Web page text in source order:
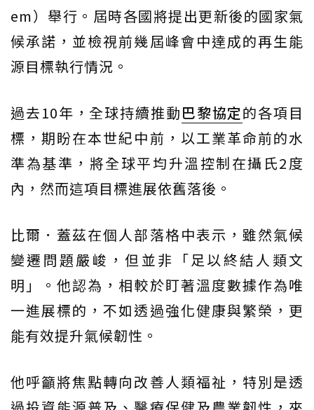
em）舉行。屆時各國將提出更新後的國家氣
候承諾，並檢視前幾屆峰會中達成的再生能
源目標執行情況。
過去10年，全球持續推動巴黎協定的各項目
標，期盼在本世紀中前，以工業革命前的水
準為基準，將全球平均升溫控制在攝氏2度
內，然而這項目標進展依舊落後。
比爾．蓋茲在個人部落格中表示，雖然氣候
變遷問題嚴峻，但並非「足以終結人類文
明」。他認為，相較於盯著溫度數據作為唯
一進展標的，不如透過強化健康與繁榮，更
能有效提升氣候韌性。
他呼籲將焦點轉向改善人類福祉，特別是透